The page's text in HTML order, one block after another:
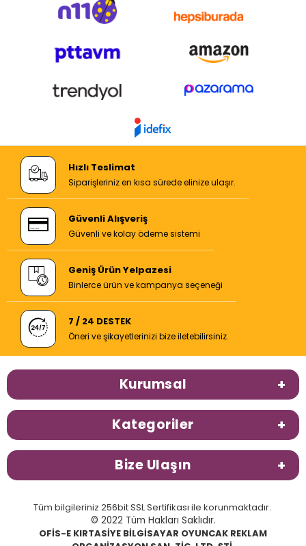
Hızlı Teslimat
Siparişleriniz en kısa sürede elinize ulaşır.
Güvenli Alışveriş
Güvenli ve kolay ödeme sistemi
Geniş Ürün Yelpazesi
Binlerce ürün ve kampanya seçeneği
7 / 24 DESTEK
Öneri ve şikayetlerinizi bize iletebilirsiniz.
Kurumsal
Kategoriler
Bize Ulaşın
Tüm bilgileriniz 256bit SSL Sertifikası ile korunmaktadır.
© 2022 Tüm Hakları Saklıdır.
OFİS-E KIRTASİYE BİLGİSAYAR OYUNCAK REKLAM